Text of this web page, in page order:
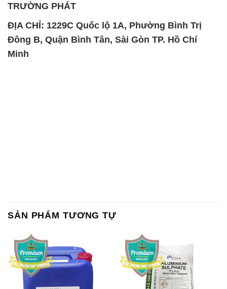
TRƯỜNG PHÁT
ĐỊA CHỈ: 1229C Quốc lộ 1A, Phường Bình Trị
Đông B, Quận Bình Tân, Sài Gòn TP. Hồ Chí
Minh
SẢN PHẨM TƯƠNG TỰ